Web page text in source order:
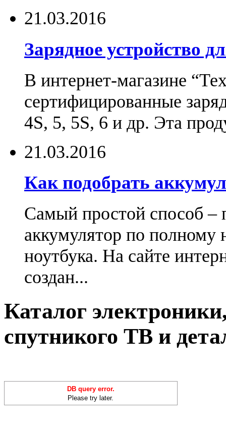
21.03.2016
Зарядное устройство
В интернет-магазине
сертифицированные
4S, 5, 5S, 6 и др. Эта
21.03.2016
Как подобрать
Самый простой способ –
аккумулятор по
ноутбука. На сайте
создан...
Каталог
спутникого ТВ и
DB query error.
Please try later.